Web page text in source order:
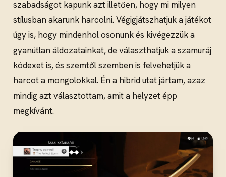
szabadságot kapunk azt illetően, hogy mi milyen
stílusban akarunk harcolni. Végigjátszhatjuk a játékot
úgy is, hogy mindenhol osonunk és kivégezzük a
gyanútlan áldozatainkat, de választhatjuk a szamuráj
kódexet is, és szemtől szemben is felvehetjük a
harcot a mongolokkal. Én a hibrid utat jártam, azaz
mindig azt választottam, amit a helyzet épp
megkívánt.